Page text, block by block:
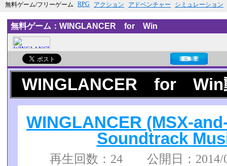
無料ゲーム/フリーゲーム RPG アクション アドベンチャー シミュレーション
無料ゲーム：WINGLANCER for Win
WINGLANCER for Win
WINGLANCER (MSX-
Soundtrack
再生回数：24 公開日：2014/